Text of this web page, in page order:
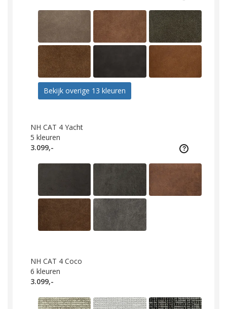
Bekijk overige 13 kleuren
NH CAT 4 Yacht
5 kleuren
3.099,-
NH CAT 4 Coco
6 kleuren
3.099,-